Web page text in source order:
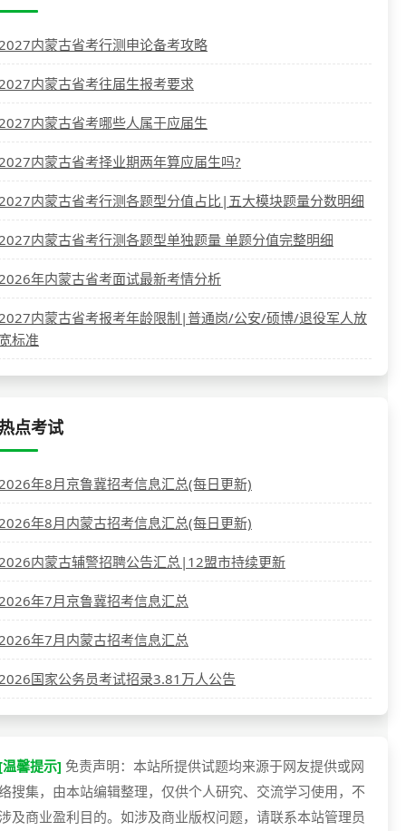
内蒙古省考行测申论备考攻略
内蒙古省考往届生报考要求
内蒙古省考哪些人属于应届生
内蒙古省考择业期两年算应届生吗?
内蒙古省考行测各题型分值占比|五大模块题量分数明细
内蒙古省考行测各题型单独题量 单题分值完整明细
年内蒙古省考面试最新考情分析
内蒙古省考报考年龄限制|普通岗/公安/硕博/退役军人放
标准
点考试
年8月京鲁冀招考信息汇总(每日更新)
年8月内蒙古招考信息汇总(每日更新)
内蒙古辅警招聘公告汇总|12盟市持续更新
年7月京鲁冀招考信息汇总
年7月内蒙古招考信息汇总
国家公务员考试招录3.81万人公告
馨提示] 免责声明：本站所提供试题均来源于网友提供或网
搜集，由本站编辑整理，仅供个人研究、交流学习使用，不
及商业盈利目的。如涉及商业版权问题，请联系本站管理员